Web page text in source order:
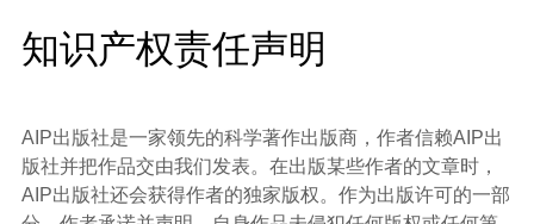
知识产权责任声明
AIP出版社是一家领先的科学著作出版商，作者信赖AIP出
版社并把作品交由我们发表。在出版某些作者的文章时，
AIP出版社还会获得作者的独家版权。作为出版许可的一部